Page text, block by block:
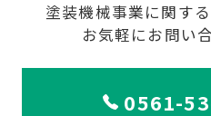
塗装機械事業に関する
お気軽にお問い
0561-